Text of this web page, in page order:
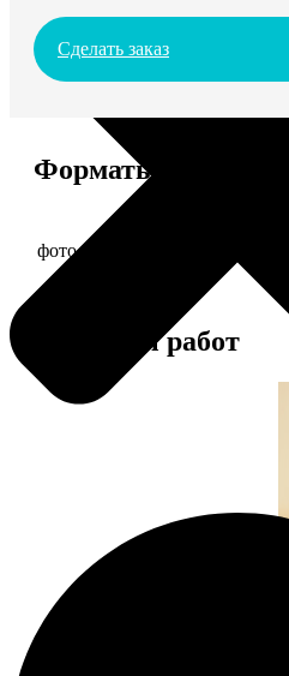
Сделать заказ
Форматы и цены
фото 10х10 в деревянной рамке
Примеры работ